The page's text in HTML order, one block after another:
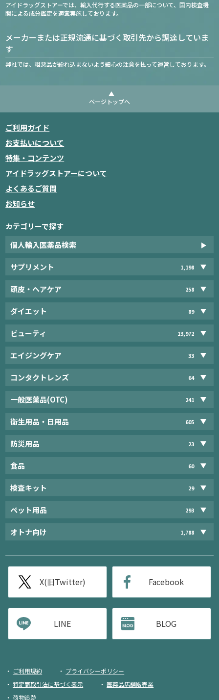
アイドラッグストアーでは、輸入代行する医薬品の一部について、国内検査機
関による成分鑑定を適宜実施しております。
メーカーまたは正規流通に基づく取引先から調達していま
す
弊社では、粗悪品が紛れ込まないよう細心の注意を払って運営しております。
ページトップへ
ご利用ガイド
お支払いについて
特集・コンテンツ
アイドラッグストアーについて
よくあるご質問
お知らせ
カテゴリーで探す
個人輸入医薬品検索
サプリメント 1,198
頭皮・ヘアケア 258
ダイエット 89
ビューティ 13,972
エイジングケア 33
コンタクトレンズ 64
一般医薬品(OTC) 241
衛生用品・日用品 605
防災用品 23
食品 60
検査キット 29
ペット用品 293
オトナ向け 1,788
X(旧Twitter) Facebook
LINE BLOG
ご利用規約
プライバシーポリシー
特定商取引法に基づく表示
医薬品店舗販売業
荷物追跡